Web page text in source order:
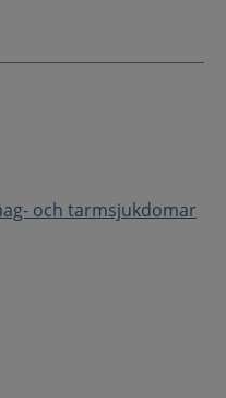
och tarmsjukdomar